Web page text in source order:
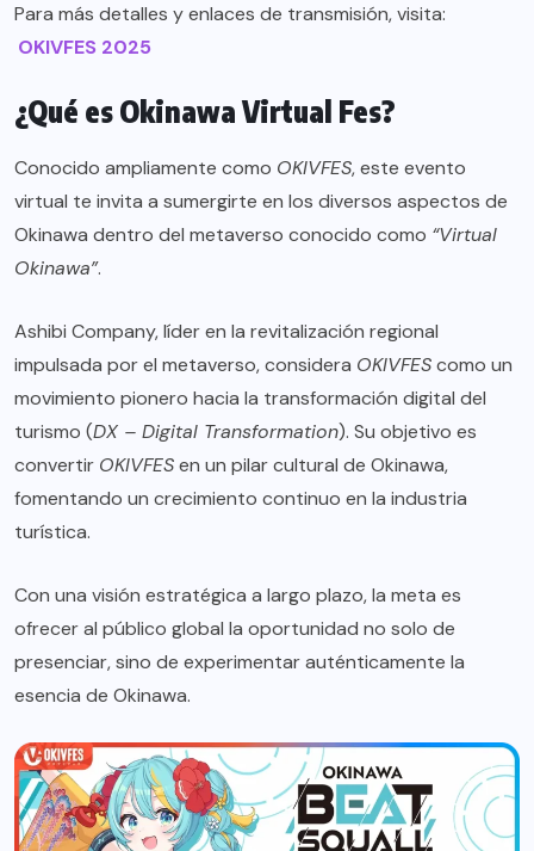
Para más detalles y enlaces de transmisión, visita:
OKIVFES 2025
¿Qué es Okinawa Virtual Fes?
Conocido ampliamente como OKIVFES, este evento
virtual te invita a sumergirte en los diversos aspectos de
Okinawa dentro del metaverso conocido como “Virtual
Okinawa”.
Ashibi Company, líder en la revitalización regional
impulsada por el metaverso, considera OKIVFEScomo un
movimiento pionero hacia la transformación digital del
turismo (DX – Digital Transformation). Su objetivo es
convertir OKIVFESen un pilar cultural de Okinawa,
fomentando un crecimiento continuo en la industria
turística.
Con una visión estratégica a largo plazo, la meta es
ofrecer al público global la oportunidad no solo de
presenciar, sino de experimentar auténticamente la
esencia de Okinawa.